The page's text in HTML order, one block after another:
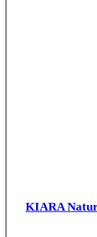
KIARA